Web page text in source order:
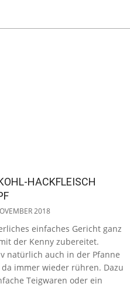
HACKFLEISCH
2018
einfaches Gericht ganz
der Kenny zubereitet.
natürlich auch in der Pfanne
da immer wieder rühren. Dazu
Teigwaren oder ein